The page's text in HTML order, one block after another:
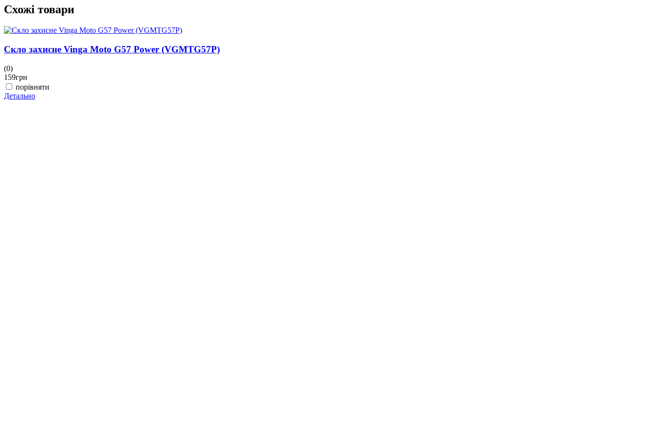
Схожі товари
Скло захисне Vinga Moto G57 Power (VGMTG57P)
(0)
159грн
порівняти
Детально